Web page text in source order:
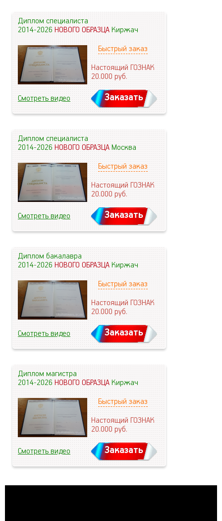
Диплом специалиста
2014-2026НОВОГО ОБРАЗЦАКиржач
Быстрый заказ
Настоящий ГОЗНАК
20.000руб.
Смотреть видео Заказать
Диплом специалиста
2014-2026НОВОГО ОБРАЗЦАМосква
Быстрый заказ
Настоящий ГОЗНАК
20.000руб.
Смотреть видео Заказать
Диплом бакалавра
2014-2026НОВОГО ОБРАЗЦАКиржач
Быстрый заказ
Настоящий ГОЗНАК
20.000руб.
Смотреть видео Заказать
Диплом магистра
2014-2026НОВОГО ОБРАЗЦАКиржач
Быстрый заказ
Настоящий ГОЗНАК
20.000руб.
Смотреть видео Заказать